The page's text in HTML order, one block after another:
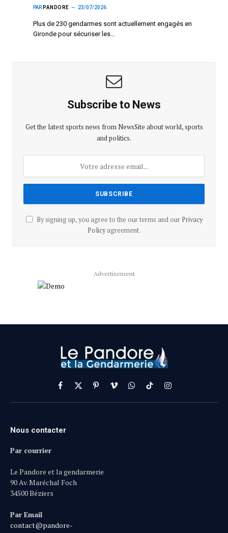
PAR PANDORE 23/07/2026
Plus de 230 gendarmes sont actuellement engagés en
Gironde pour sécuriser les…
Subscribe to News
Get the latest sports news from NewsSite about world, sports
and politics.
By signing up, you agree to the our terms and our Privacy
Policyagreement.
Advertisement
Facebook
X
(Twitter)
PinterestVimeoWhatsApp
TikTokInstagram
Nous contacter
Par courrier
Le Pandore et la gendarmerie
90 Av. Maréchal Foch
34500 Béziers
Par Email
contact@pandore-